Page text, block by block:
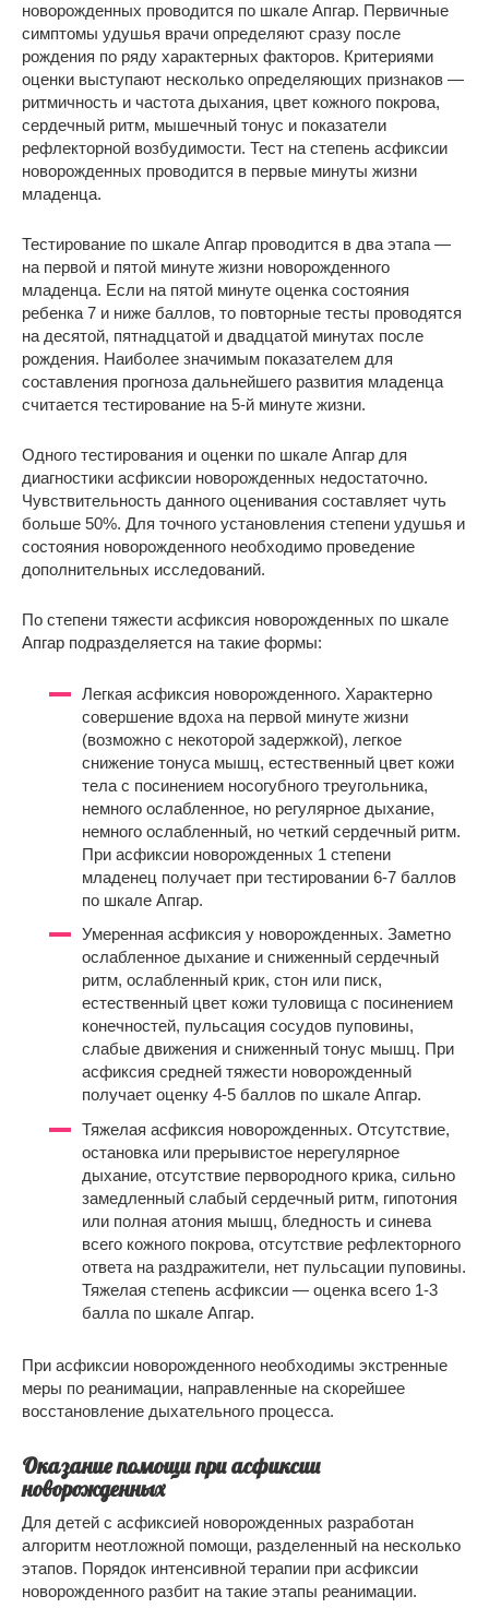
новорожденных проводится по шкале Апгар. Первичные
симптомы удушья врачи определяют сразу после
рождения по ряду характерных факторов. Критериями
оценки выступают несколько определяющих признаков —
ритмичность и частота дыхания, цвет кожного покрова,
сердечный ритм, мышечный тонус и показатели
рефлекторной возбудимости. Тест на степень асфиксии
новорожденных проводится в первые минуты жизни
младенца.
Тестирование по шкале Апгар проводится в два этапа —
на первой и пятой минуте жизни новорожденного
младенца. Если на пятой минуте оценка состояния
ребенка 7 и ниже баллов, то повторные тесты проводятся
на десятой, пятнадцатой и двадцатой минутах после
рождения. Наиболее значимым показателем для
составления прогноза дальнейшего развития младенца
считается тестирование на 5-й минуте жизни.
Одного тестирования и оценки по шкале Апгар для
диагностики асфиксии новорожденных недостаточно.
Чувствительность данного оценивания составляет чуть
больше 50%. Для точного установления степени удушья и
состояния новорожденного необходимо проведение
дополнительных исследований.
По степени тяжести асфиксия новорожденных по шкале
Апгар подразделяется на такие формы:
Легкая асфиксия новорожденного. Характерно
совершение вдоха на первой минуте жизни
(возможно с некоторой задержкой), легкое
снижение тонуса мышц, естественный цвет кожи
тела с посинением носогубного треугольника,
немного ослабленное, но регулярное дыхание,
немного ослабленный, но четкий сердечный ритм.
При асфиксии новорожденных 1 степени
младенец получает при тестировании 6-7 баллов
по шкале Апгар.
Умеренная асфиксия у новорожденных. Заметно
ослабленное дыхание и сниженный сердечный
ритм, ослабленный крик, стон или писк,
естественный цвет кожи туловища с посинением
конечностей, пульсация сосудов пуповины,
слабые движения и сниженный тонус мышц. При
асфиксия средней тяжести новорожденный
получает оценку 4-5 баллов по шкале Апгар.
Тяжелая асфиксия новорожденных. Отсутствие,
остановка или прерывистое нерегулярное
дыхание, отсутствие первородного крика, сильно
замедленный слабый сердечный ритм, гипотония
или полная атония мышц, бледность и синева
всего кожного покрова, отсутствие рефлекторного
ответа на раздражители, нет пульсации пуповины.
Тяжелая степень асфиксии — оценка всего 1-3
балла по шкале Апгар.
При асфиксии новорожденного необходимы экстренные
меры по реанимации, направленные на скорейшее
восстановление дыхательного процесса.
Оказание помощи при асфиксии
новорожденных
Для детей с асфиксией новорожденных разработан
алгоритм неотложной помощи, разделенный на несколько
этапов. Порядок интенсивной терапии при асфиксии
новорожденного разбит на такие этапы реанимации.